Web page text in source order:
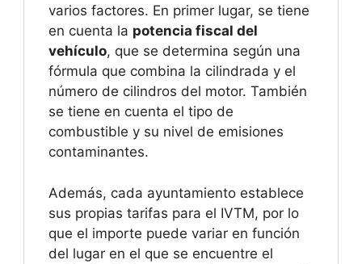
varios factores. En primer lugar, se tiene
en cuenta la potencia fiscal del
vehículo, que se determina según una
fórmula que combina la cilindrada y el
número de cilindros del motor. También
se tiene en cuenta el tipo de
combustible y su nivel de emisiones
contaminantes.
Además, cada ayuntamiento establece
sus propias tarifas para el IVTM, por lo
que el importe puede variar en función
del lugar en el que se encuentre el